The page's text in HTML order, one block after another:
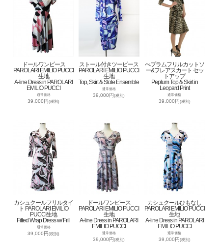
ドールワンピース
PAROLARI EMILIO PUCCI
生地
A-line Dress in PAROLARI
EMILIO PUCCI
通常価格
39,000円(税別)
ストール付きツーピース
PAROLARI EMILIO PUCCI
生地
Top, Skirt & Stole Ensemble
通常価格
39,000円(税別)
ぺプラムフリルカットソ
ー&フレアスカート セッ
トアップ
Peplum Top & Skirt in
Leopard Print
通常価格
39,000円(税別)
カシュクールフリルタイ
ト PAROLARI EMILIO
PUCCI生地
Fitted Wrap Dress w/ Frill
通常価格
39,000円(税別)
ドールワンピース
PAROLARI EMILIO PUCCI
生地
A-line Dress in PAROLARI
EMILIO PUCCI
通常価格
39,000円(税別)
カシュクールひもなし
PAROLARI EMILIO PUCCI
生地
A-line Dress in PAROLARI
EMILIO PUCCI
通常価格
39,000円(税別)